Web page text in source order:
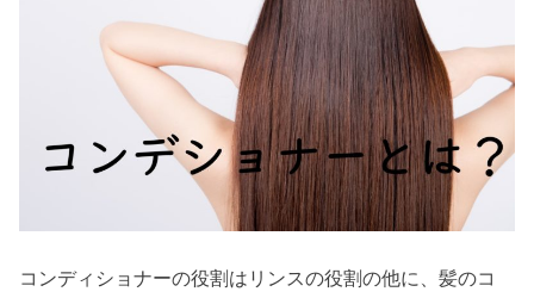
コンディショナーの役割はリンスの役割の他に、髪のコ